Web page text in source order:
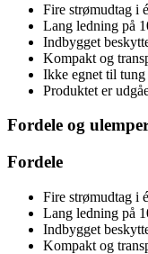
Fire strømudtag i
Lang ledning på
Indbygget
Kompakt og
Ikke egnet til
Produktet er
Fordele og
Fordele
Fire strømudtag i
Lang ledning på
Indbygget
Kompakt og